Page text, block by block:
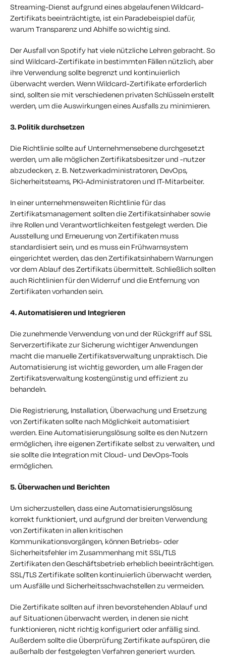
Streaming-Dienst aufgrund eines abgelaufenen Wildcard-
Zertifikats beeinträchtigte, ist ein Paradebeispiel dafür,
warum Transparenz und Abhilfe so wichtig sind.
Der Ausfall von Spotify hat viele nützliche Lehren gebracht. So
sind Wildcard-Zertifikate in bestimmten Fällen nützlich, aber
ihre Verwendung sollte begrenzt und kontinuierlich
überwacht werden. Wenn Wildcard-Zertifikate erforderlich
sind, sollten sie mit verschiedenen privaten Schlüsseln erstellt
werden, um die Auswirkungen eines Ausfalls zu minimieren.
3. Politik durchsetzen
Die Richtlinie sollte auf Unternehmensebene durchgesetzt
werden, um alle möglichen Zertifikatsbesitzer und -nutzer
abzudecken, z. B. Netzwerkadministratoren, DevOps,
Sicherheitsteams, PKI-Administratoren und IT-Mitarbeiter.
In einer unternehmensweiten Richtlinie für das
Zertifikatsmanagement sollten die Zertifikatsinhaber sowie
ihre Rollen und Verantwortlichkeiten festgelegt werden. Die
Ausstellung und Erneuerung von Zertifikaten muss
standardisiert sein, und es muss ein Frühwarnsystem
eingerichtet werden, das den Zertifikatsinhabern Warnungen
vor dem Ablauf des Zertifikats übermittelt. Schließlich sollten
auch Richtlinien für den Widerruf und die Entfernung von
Zertifikaten vorhanden sein.
4. Automatisieren und Integrieren
Die zunehmende Verwendung von und der Rückgriff auf SSL
Serverzertifikate zur Sicherung wichtiger Anwendungen
macht die manuelle Zertifikatsverwaltung unpraktisch. Die
Automatisierung ist wichtig geworden, um alle Fragen der
Zertifikatsverwaltung kostengünstig und effizient zu
behandeln.
Die Registrierung, Installation, Überwachung und Ersetzung
von Zertifikaten sollte nach Möglichkeit automatisiert
werden. Eine Automatisierungslösung sollte es den Nutzern
ermöglichen, ihre eigenen Zertifikate selbst zu verwalten, und
sie sollte die Integration mit Cloud- und DevOps-Tools
ermöglichen.
5. Überwachen und Berichten
Um sicherzustellen, dass eine Automatisierungslösung
korrekt funktioniert, und aufgrund der breiten Verwendung
von Zertifikaten in allen kritischen
Kommunikationsvorgängen, können Betriebs- oder
Sicherheitsfehler im Zusammenhang mit SSL/TLS
Zertifikaten den Geschäftsbetrieb erheblich beeinträchtigen.
SSL/TLS Zertifikate sollten kontinuierlich überwacht werden,
um Ausfälle und Sicherheitsschwachstellen zu vermeiden.
Die Zertifikate sollten auf ihren bevorstehenden Ablauf und
auf Situationen überwacht werden, in denen sie nicht
funktionieren, nicht richtig konfiguriert oder anfällig sind.
Außerdem sollte die Überprüfung Zertifikate aufspüren, die
außerhalb der festgelegten Verfahren generiert wurden.